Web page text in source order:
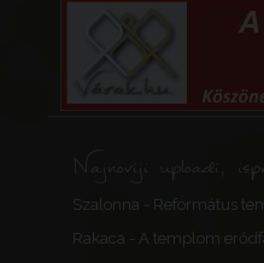
Najnoviji uploadi,
Szalonna - Református
Rakaca - A templom